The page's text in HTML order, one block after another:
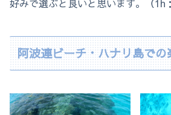
好みで選ぶと良いと思います。（1h
阿波連ビーチ・ハナリ島での